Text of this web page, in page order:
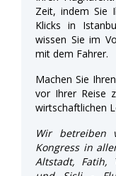
Zeit, indem Sie
Klicks in
wissen Sie im
mit dem Fahrer.
Machen Sie
vor Ihrer Reise
wirtschaftlichen
Wir betreiben
Kongress in
Altstadt, Fatih,